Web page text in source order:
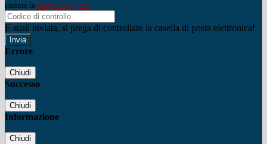
tramite la Login Spaggiari
E-mail inviata, si prega di controllare la casella di posta elettronica!
Errore
Chiudi
Successo
Chiudi
Informazione
Chiudi